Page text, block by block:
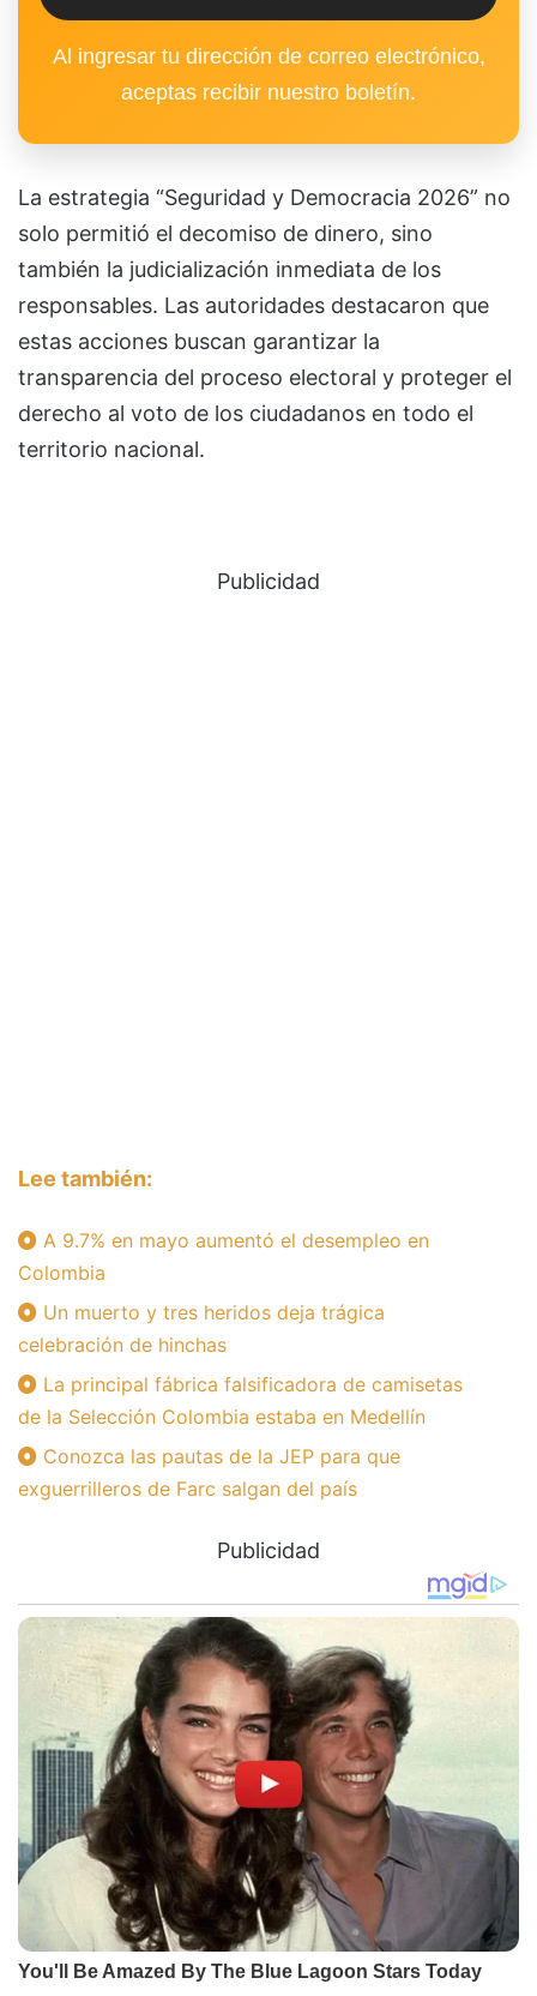
Al ingresar tu dirección de correo electrónico,
aceptas recibir nuestro boletín.
La estrategia “Seguridad y Democracia 2026” no
solo permitió el decomiso de dinero, sino
también la judicialización inmediata de los
responsables. Las autoridades destacaron que
estas acciones buscan garantizar la
transparencia del proceso electoral y proteger el
derecho al voto de los ciudadanos en todo el
territorio nacional.
Publicidad
Lee también:
A 9.7% en mayo aumentó el desempleo en
Colombia
Un muerto y tres heridos deja trágica
celebración de hinchas
La principal fábrica falsificadora de camisetas
de la Selección Colombia estaba en Medellín
Conozca las pautas de la JEP para que
exguerrilleros de Farc salgan del país
Publicidad